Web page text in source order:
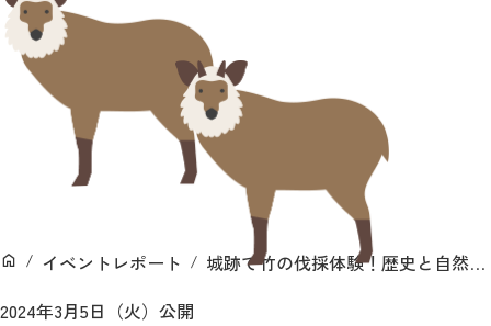
生物多様
できるア
クション
企業・学
校の皆さ
アクショ
ン
イベン
ト一覧
イベン
トレポ
ート
東京の
自然マ
おすすめ
お問合
リンク
集
ホーム
イベントレポート
城跡で竹の伐採体験！歴史と自然に触れよう！【2024年2月18日実施 / 勝沼城跡歴史環境保全地域 / 自然観察 / 竹伐採 / ササ刈り / 竹を使ったクラフト / ヒノキの玉切り体験 / 東京ボランティア】
2024年3月5日（火）公開